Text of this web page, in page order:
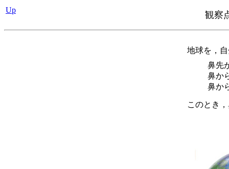
Up 観察
地球を，
鼻先
鼻か
鼻か
このとき